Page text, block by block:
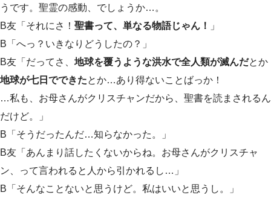
うです。聖霊の感動、でしょうか…。
B友「それにさ！ 聖書って、単なる物語じゃん！
」
B「へっ？いきなりどうしたの？」
B友「だってさ、 地球を覆うような洪水で全人類が滅んだとか
地球が七日でできたとか…あり得ないことばっか！
…私も、お母さんがクリスチャンだから、聖書を読まされるん
だけど。」
B「そうだったんだ…知らなかった。」
B友「あんまり話したくないからね。お母さんがクリスチャ
ン、って言われると人から引かれるし…」
B「そんなことないと思うけど。私はいいと思うし。」